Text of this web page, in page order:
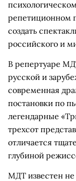
репетиционном
создать
российского и
В репертуаре
русской и
современная
постановки по
легендарные
трехсот
отличается
глубиной
МДТ известен не